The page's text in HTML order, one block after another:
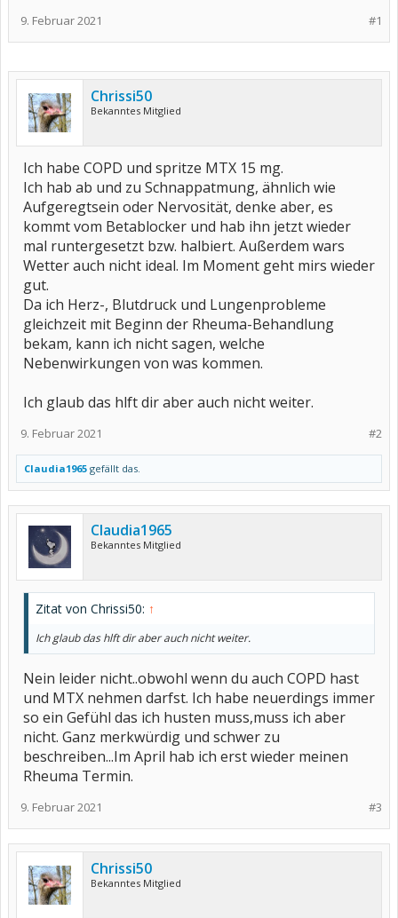
#1
9. Februar 2021
Chrissi50
Bekanntes Mitglied
Ich habe COPD und spritze MTX 15 mg.
Ich hab ab und zu Schnappatmung, ähnlich wie
Aufgeregtsein oder Nervosität, denke aber, es
kommt vom Betablocker und hab ihn jetzt wieder
mal runtergesetzt bzw. halbiert. Außerdem wars
Wetter auch nicht ideal. Im Moment geht mirs wieder
gut.
Da ich Herz-, Blutdruck und Lungenprobleme
gleichzeit mit Beginn der Rheuma-Behandlung
bekam, kann ich nicht sagen, welche
Nebenwirkungen von was kommen.
Ich glaub das hlft dir aber auch nicht weiter.
#2
9. Februar 2021
Claudia1965 gefällt das.
Claudia1965
Bekanntes Mitglied
Zitat von Chrissi50: ↑
Ich glaub das hlft dir aber auch nicht weiter.
Nein leider nicht..obwohl wenn du auch COPD hast
und MTX nehmen darfst. Ich habe neuerdings immer
so ein Gefühl das ich husten muss,muss ich aber
nicht. Ganz merkwürdig und schwer zu
beschreiben...Im April hab ich erst wieder meinen
Rheuma Termin.
#3
9. Februar 2021
Chrissi50
Bekanntes Mitglied